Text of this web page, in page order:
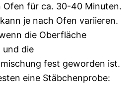
Ofen für ca. 30-40 Minuten.
je nach Ofen variieren.
die Oberfläche
und die
fest geworden ist.
eine Stäbchenprobe: